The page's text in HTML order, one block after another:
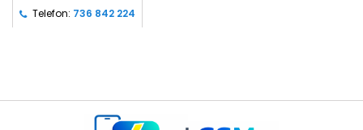
Telefon: 736 842 224